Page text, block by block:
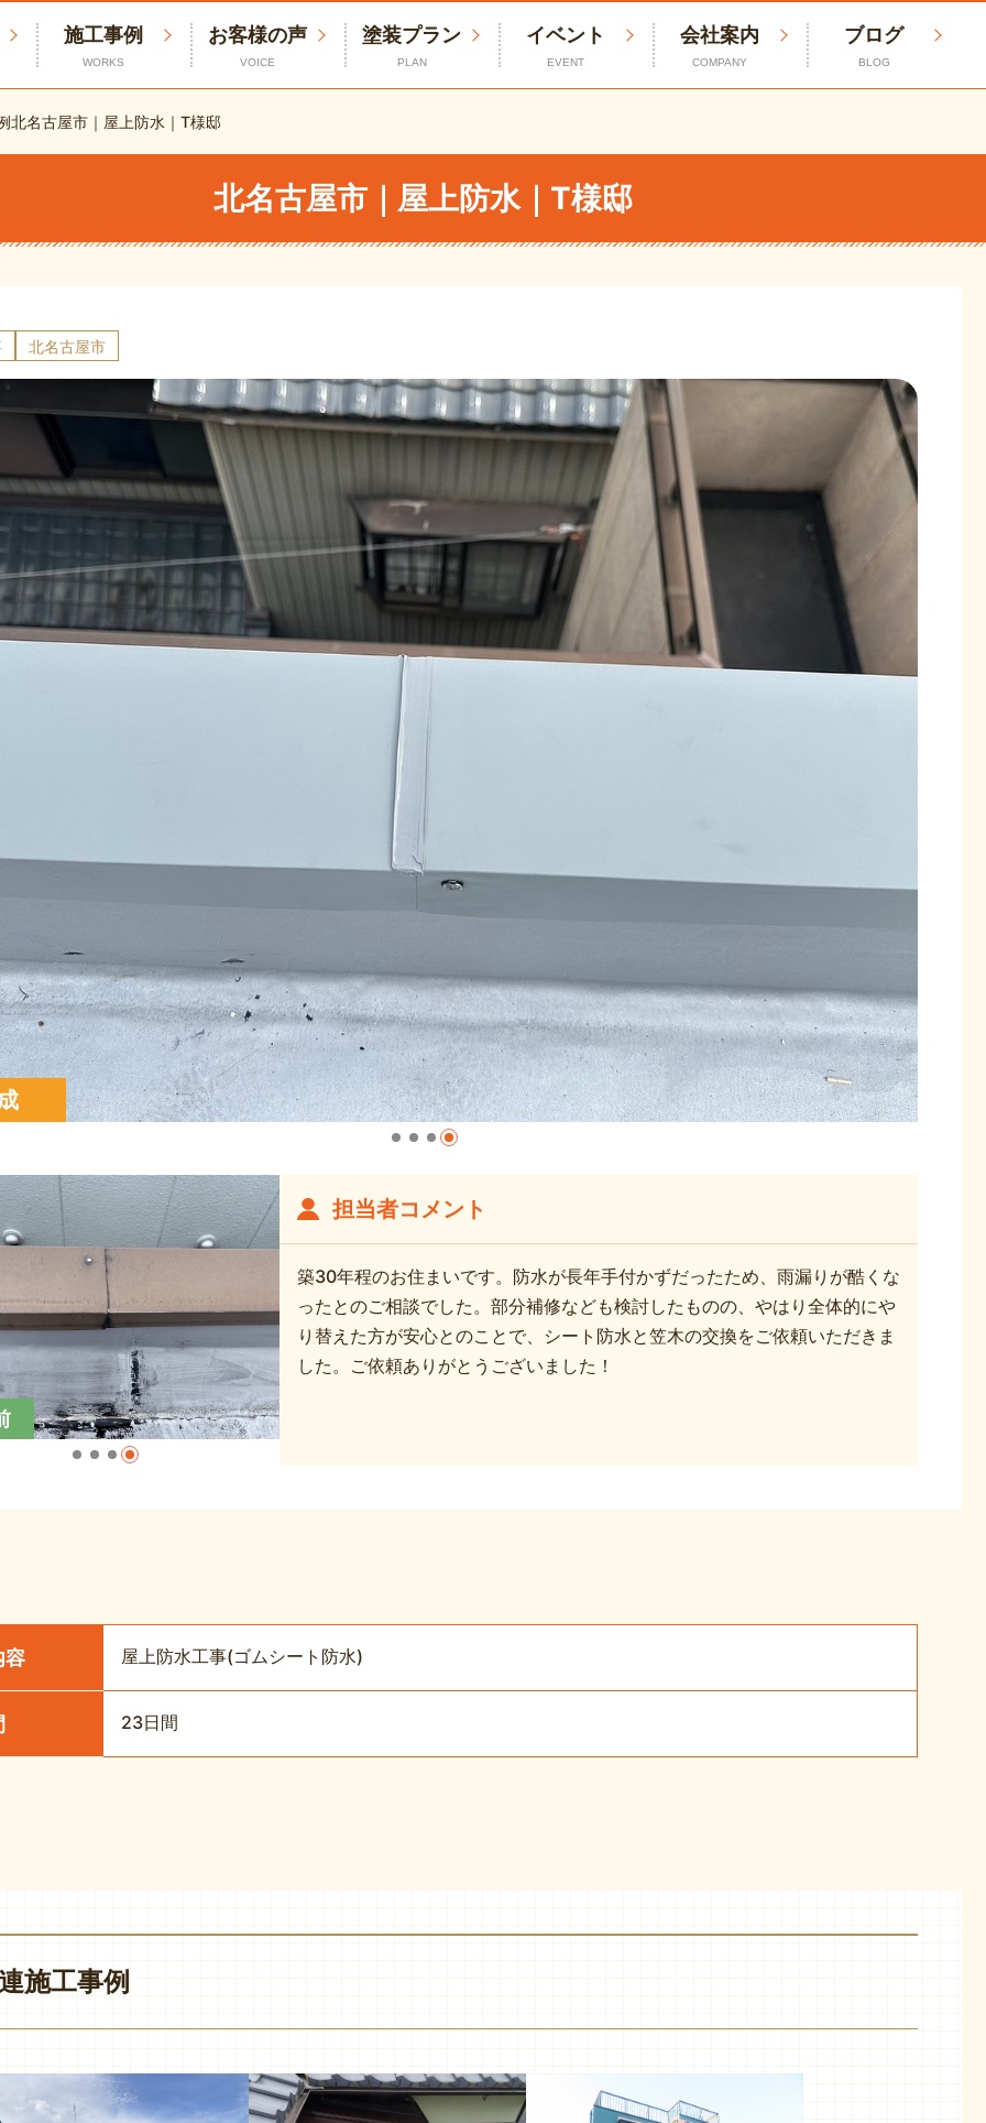
施工事例
WORKS
お客様の声
VOICE
塗装プラン
PLAN
イベント
EVENT
会社案内
COMPANY
ブログ
BLOG
北名古屋市｜屋上防水｜T様邸
北名古屋市｜屋上防水｜T様邸
北名古屋市
担当者コメント
築30年程のお住まいです。防水が長年手付かずだったため、雨漏りが酷くな
ったとのご相談でした。部分補修なども検討したものの、やはり全体的にや
り替えた方が安心とのことで、シート防水と笠木の交換をご依頼いただきま
した。ご依頼ありがとうございました！
容 屋上防水工事(ゴムシート防水)
23日間
施工事例